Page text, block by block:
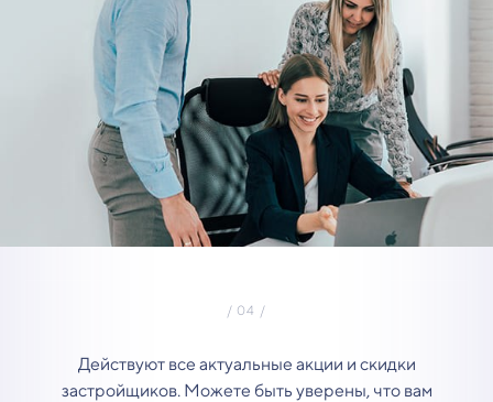
Действуют все актуальные акции и скидки
застройщиков. Можете быть уверены, что вам